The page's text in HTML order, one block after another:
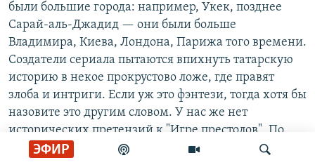
ЭФИР
были большие города: например, Укек, позднее
Сарай-аль-Джадид — они были больше
Владимира, Киева, Лондона, Парижа того времени.
Создатели сериала пытаются впихнуть татарскую
историю в некое прокрустово ложе, где правят
злоба и интриги. Если уж это фэнтези, тогда хотя бы
назовите это другим словом. У нас же нет
исторических претензий к "Игре престолов". По
сути, сериал "Золотая Орда" — определенное